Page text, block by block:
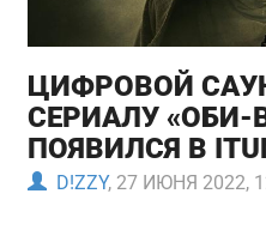
ЦИФРОВОЙ
СЕРИАЛУ «ОБИ-
ПОЯВИЛСЯ В
D!ZZY, 27 ИЮНЯ 2022,